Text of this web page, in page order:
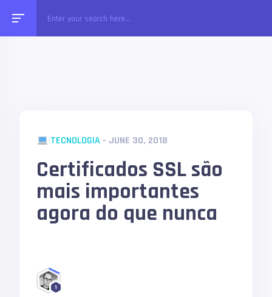
TECNOLOGIA- JUNE 30, 2018
Certificados SSL são
mais importantes
agora do que nunca
1